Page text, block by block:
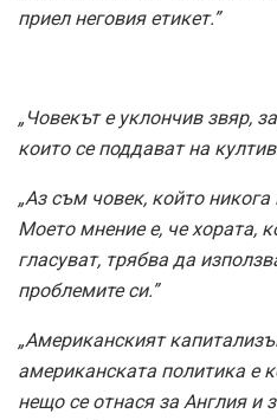
приел неговия етикет.”
„Човекът е уклончив звяр,
които се поддават на
„Аз съм човек, който
Моето мнение е, че хората,
гласуват, трябва да
проблемите си.”
„Американският
американската политика е
нещо се отнася за Англия и